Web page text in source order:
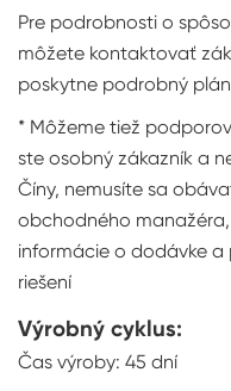
Pre podrobnosti o
môžete kontaktovať
poskytne podrobný plán
* Môžeme tiež
ste osobný zákazník a
Číny, nemusíte sa
obchodného
informácie o dodávke a
riešení
Výrobný cyklus:
Čas výroby: 45 dní